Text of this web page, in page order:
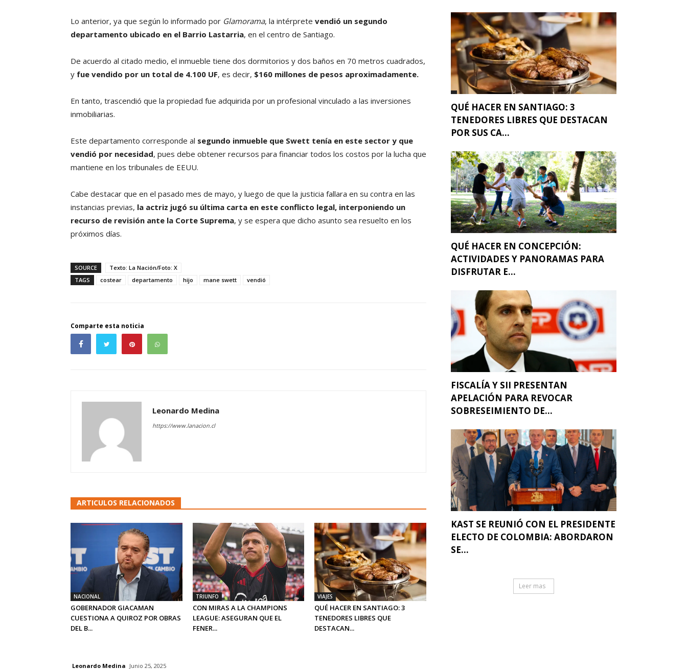
Lo anterior, ya que según lo informado por Glamorama, la intérprete vendió un segundo
departamento ubicado en el Barrio Lastarria, en el centro de Santiago.
De acuerdo al citado medio, el inmueble tiene dos dormitorios y dos baños en 70 metros cuadrados,
y fue vendido por un total de 4.100 UF, es decir, $160 millones de pesos aproximadamente.
En tanto, trascendió que la propiedad fue adquirida por un profesional vinculado a las inversiones
inmobiliarias.
Este departamento corresponde al segundo inmueble que Swett tenía en este sector y que
vendió por necesidad, pues debe obtener recursos para financiar todos los costos por la lucha que
mantiene en los tribunales de EEUU.
Cabe destacar que en el pasado mes de mayo, y luego de que la justicia fallara en su contra en las
instancias previas, la actriz jugó su última carta en este conflicto legal, interponiendo un
recurso de revisión ante la Corte Suprema, y se espera que dicho asunto sea resuelto en los
próximos días.
SOURCE
Texto: La Nación/Foto: X
TAGS
costear departamento hijo mane swett vendió
Comparte esta noticia
Leonardo Medina
https://www.lanacion.cl
ARTICULOS RELACIONADOS
NACIONAL
GOBERNADOR GIACAMAN
CUESTIONA A QUIROZ POR OBRAS
DEL B...
TRIUNFO
CON MIRAS A LA CHAMPIONS
LEAGUE: ASEGURAN QUE EL
FENER...
VIAJES
QUÉ HACER EN SANTIAGO: 3
TENEDORES LIBRES QUE
DESTACAN...
QUÉ HACER EN SANTIAGO: 3
TENEDORES LIBRES QUE DESTACAN
POR SUS CA...
QUÉ HACER EN CONCEPCIÓN:
ACTIVIDADES Y PANORAMAS PARA
DISFRUTAR E...
FISCALÍA Y SII PRESENTAN
APELACIÓN PARA REVOCAR
SOBRESEIMIENTO DE...
KAST SE REUNIÓ CON EL PRESIDENTE
ELECTO DE COLOMBIA: ABORDARON
SE...
Leer mas
Leonardo Medina Junio 25, 2025